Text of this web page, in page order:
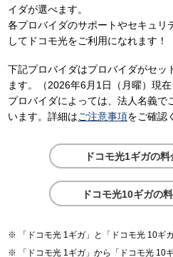
イダが選べます。
各プロバイダのサポートやセキュリ
してドコモ光をご利用になれます！
下記プロバイダはプロバイダがセッ
ます。（2026年6月1日（月曜）現在
プロバイダによっては、法人名義で
います。詳細はご注意事項をご確認
ドコモ光1ギガの
ドコモ光10ギガの
「ドコモ光 1ギガ」と「ドコモ光 10ギ
「ドコモ光 1ギガ」から「ドコモ光 10